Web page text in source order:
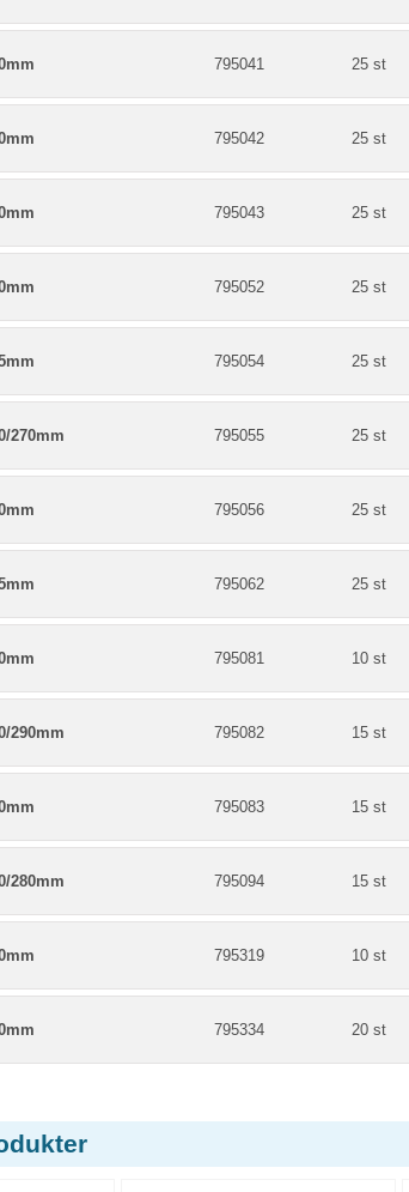
795041 25 st
795042 25 st
795043 25 st
795052 25 st
795054 25 st
270mm 795055 25 st
795056 25 st
795062 25 st
795081 10 st
290mm 795082 15 st
795083 15 st
280mm 795094 15 st
795319 10 st
795334 20 st